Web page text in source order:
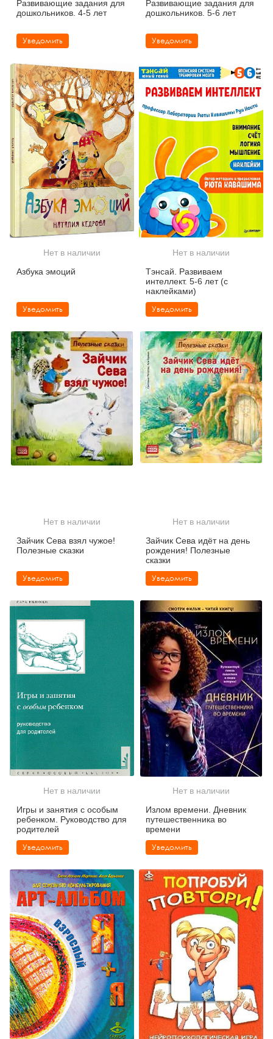
Развивающие задания для
дошкольников. 4-5 лет
Уведомить
Развивающие задания для
дошкольников. 5-6 лет
Уведомить
Нет в наличии
Азбука эмоций
Уведомить
Нет в наличии
Тэнсай. Развиваем
интеллект. 5-6 лет (с
наклейками)
Уведомить
Нет в наличии
Зайчик Сева взял чужое!
Полезные сказки
Уведомить
Нет в наличии
Зайчик Сева идёт на день
рождения! Полезные
сказки
Уведомить
Нет в наличии
Игры и занятия с особым
ребенком. Руководство для
родителей
Уведомить
Нет в наличии
Излом времени. Дневник
путешественника во
времени
Уведомить